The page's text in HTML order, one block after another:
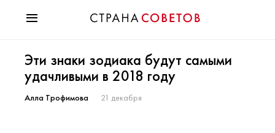
Мода
Звезды
Гороскопы
Эти знаки зодиака будут самыми
удачливыми в 2018 году
Алла Трофимова 21 декабря